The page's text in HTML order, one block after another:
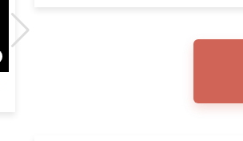
ライブソナーをより身近に！HOOK